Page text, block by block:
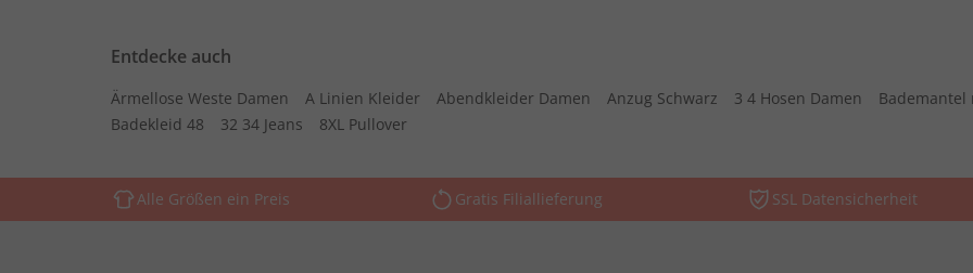
Entdecke auch
Ärmellose Weste Damen A Linien Kleider Abendkleider Damen Anzug Schwarz 3 4 Hosen Damen Bademantel
Badekleid 48
32 34 Jeans 8XL Pullover
Alle Größen ein Preis Gratis Filiallieferung SSL Datensicherheit